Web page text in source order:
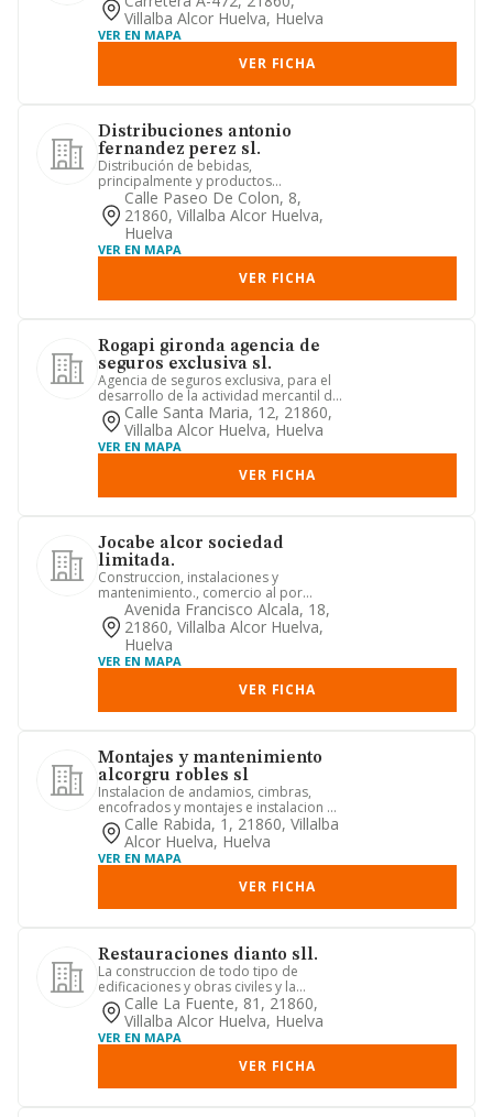
Villalba Alcor Huelva, Huelva
VER EN MAPA
VER FICHA
Distribuciones antonio
fernandez perez sl.
Distribución de bebidas,
principalmente y productos
alimenticios de forma muy ocasional.
Calle Paseo De Colon, 8,
21860, Villalba Alcor Huelva,
Huelva
VER EN MAPA
VER FICHA
Rogapi gironda agencia de
seguros exclusiva sl.
Agencia de seguros exclusiva, para el
desarrollo de la actividad mercantil de
promocion, mediacion ...
Calle Santa Maria, 12, 21860,
Villalba Alcor Huelva, Huelva
VER EN MAPA
VER FICHA
Jocabe alcor sociedad
limitada.
Construccion, instalaciones y
mantenimiento., comercio al por
mayor y al por menor. distribucion co...
Avenida Francisco Alcala, 18,
21860, Villalba Alcor Huelva,
Huelva
VER EN MAPA
VER FICHA
Montajes y mantenimiento
alcorgru robles sl
Instalacion de andamios, cimbras,
encofrados y montajes e instalacion de
gruas. venta y alquiler de...
Calle Rabida, 1, 21860, Villalba
Alcor Huelva, Huelva
VER EN MAPA
VER FICHA
Restauraciones dianto sll.
La construccion de todo tipo de
edificaciones y obras civiles y la
ejecucion de trabajos de reparac...
Calle La Fuente, 81, 21860,
Villalba Alcor Huelva, Huelva
VER EN MAPA
VER FICHA